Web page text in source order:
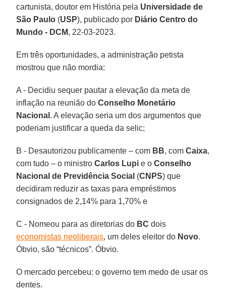
cartunista, doutor em História pela Universidade de
São Paulo (USP), publicado por Diário Centro do
Mundo - DCM, 22-03-2023.
Em três oportunidades, a administração petista
mostrou que não mordia:
A - Decidiu sequer pautar a elevação da meta de
inflação na reunião doConselho Monetário
Nacional . A elevação seria um dos argumentos que
poderiam justificar a queda da selic;
B - Desautorizou publicamente – com BB, comCaixa,
com tudo – o ministroCarlos Lupi e oConselho
Nacional de Previdência Social (CNPS) que
decidiram reduzir as taxas para empréstimos
consignados de 2,14% para 1,70% e
C - Nomeou para as diretorias do BC dois
economistas neoliberais, um deles eleitor do Novo.
Óbvio, são “técnicos”. Óbvio.
O mercado percebeu: o governo tem medo de usar os
dentes.